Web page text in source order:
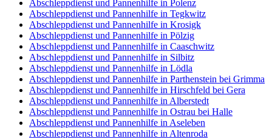
Abschleppdienst und Pannenhilfe in Polenz
Abschleppdienst und Pannenhilfe in Tegkwitz
Abschleppdienst und Pannenhilfe in Krosigk
Abschleppdienst und Pannenhilfe in Pölzig
Abschleppdienst und Pannenhilfe in Caaschwitz
Abschleppdienst und Pannenhilfe in Silbitz
Abschleppdienst und Pannenhilfe in Lödla
Abschleppdienst und Pannenhilfe in Parthenstein bei Grimma
Abschleppdienst und Pannenhilfe in Hirschfeld bei Gera
Abschleppdienst und Pannenhilfe in Alberstedt
Abschleppdienst und Pannenhilfe in Ostrau bei Halle
Abschleppdienst und Pannenhilfe in Aseleben
Abschleppdienst und Pannenhilfe in Altenroda